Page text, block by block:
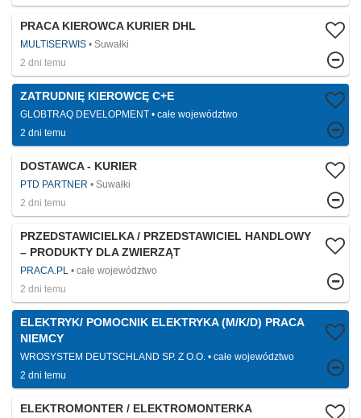
PRACA KIEROWCA KURIER DHL
MULTISERWIS
Suwałki
2 dni temu
ZATRUDNIĘ KIEROWCĘ C+E
GLOBTRAQ DEVELOPMENT
całe województwo
2 dni temu
DOSTAWCA - KURIER
PTD PARTNER
Suwałki
2 dni temu
PRZEDSTAWICIELKA / PRZEDSTAWICIEL HANDLOWY
– PRODUKTY DLA ZWIERZĄT
PRACA.PL
całe województwo
2 dni temu
ELEKTRYK/ POMOCNIK ELEKTRYKA (M/K/D) PRACA
NIEMCY
WROSYSTEM DEUTSCHLAND SP. Z O.O.
całe województwo
2 dni temu
ELEKTROMONTER / ELEKTROMONTERKA